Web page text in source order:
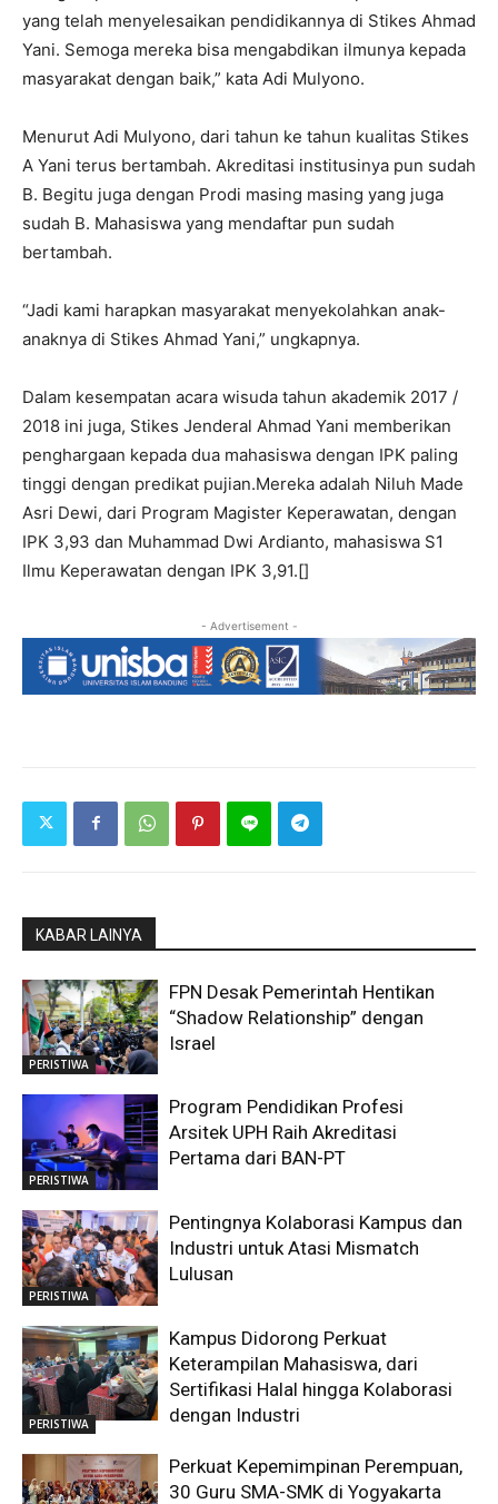
yang telah menyelesaikan pendidikannya di Stikes Ahmad
Yani. Semoga mereka bisa mengabdikan ilmunya kepada
masyarakat dengan baik,” kata Adi Mulyono.
Menurut Adi Mulyono, dari tahun ke tahun kualitas Stikes
A Yani terus bertambah. Akreditasi institusinya pun sudah
B. Begitu juga dengan Prodi masing masing yang juga
sudah B. Mahasiswa yang mendaftar pun sudah
bertambah.
“Jadi kami harapkan masyarakat menyekolahkan anak-
anaknya di Stikes Ahmad Yani,” ungkapnya.
Dalam kesempatan acara wisuda tahun akademik 2017 /
2018 ini juga, Stikes Jenderal Ahmad Yani memberikan
penghargaan kepada dua mahasiswa dengan IPK paling
tinggi dengan predikat pujian.Mereka adalah Niluh Made
Asri Dewi, dari Program Magister Keperawatan, dengan
IPK 3,93 dan Muhammad Dwi Ardianto, mahasiswa S1
Ilmu Keperawatan dengan IPK 3,91.[]
- Advertisement -
KABAR LAINYA
PERISTIWA
FPN Desak Pemerintah Hentikan
“Shadow Relationship” dengan
Israel
PERISTIWA
Program Pendidikan Profesi
Arsitek UPH Raih Akreditasi
Pertama dari BAN-PT
PERISTIWA
Pentingnya Kolaborasi Kampus dan
Industri untuk Atasi Mismatch
Lulusan
PERISTIWA
Kampus Didorong Perkuat
Keterampilan Mahasiswa, dari
Sertifikasi Halal hingga Kolaborasi
dengan Industri
Perkuat Kepemimpinan Perempuan,
30 Guru SMA-SMK di Yogyakarta